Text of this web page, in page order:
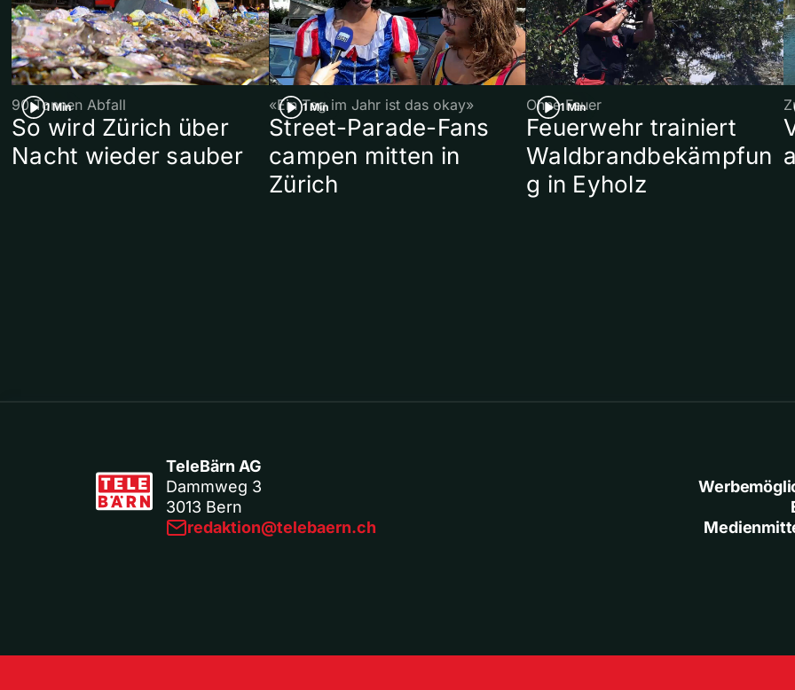
1 Min
90 Tonnen Abfall
So wird Zürich über
Nacht wieder sauber
1 Min
«Ein Tag im Jahr ist das okay»
Street-Parade-Fans
campen mitten in
Zürich
1 Min
Ohne Feuer
Feuerwehr trainiert
Waldbrandbekämpfun
g in Eyholz
TeleBärn AG
Dammweg 3
3013 Bern
redaktion@telebaern.ch